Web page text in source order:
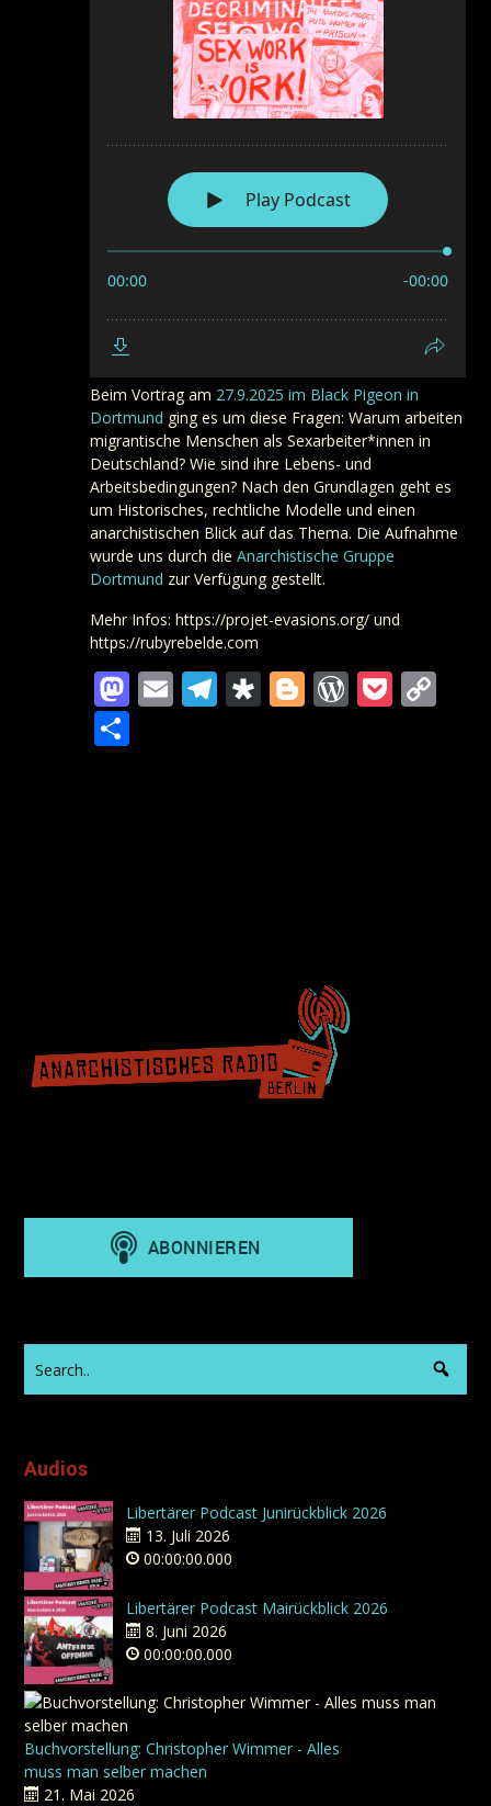
Beim Vortrag am 27.9.2025 im Black Pigeon in
Dortmund ging es um diese Fragen: Warum arbeiten
migrantische Menschen als Sexarbeiter*innen in
Deutschland? Wie sind ihre Lebens- und
Arbeitsbedingungen? Nach den Grundlagen geht es
um Historisches, rechtliche Modelle und einen
anarchistischen Blick auf das Thema. Die Aufnahme
wurde uns durch dieAnarchistische Gruppe
Dortmund zur Verfügung gestellt.
Mehr Infos: https://projet-evasions.org/ und
https://rubyrebelde.com
Mastodon
EmailTelegram
Diaspora
Blogger
Audios
Libertärer Podcast Junirückblick 2026
13. Juli 2026
00:00:00.000
Libertärer Podcast Mairückblick 2026
8. Juni 2026
00:00:00.000
Buchvorstellung: Christopher Wimmer - Alles
muss man selber machen
21. Mai 2026